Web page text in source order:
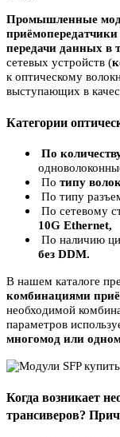
Промышленные
приёмопередатчики
передачи данных в
сетевых устройств (
к оптическому
выступающих в
Категории
По
По типу
По типу
По сетевому
10G Ethernet,
По наличию
без DDM.
В нашем каталоге
комбинациями
необходимой
параметров
многомод или
Когда возникает
трансиверов?